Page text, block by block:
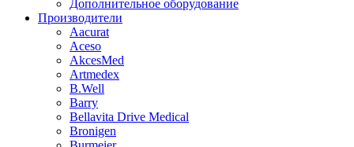
Дополнительное оборудование
Производители
Aacurat
Aceso
AkcesMed
Artmedex
B.Well
Barry
Bellavita Drive Medical
Bronigen